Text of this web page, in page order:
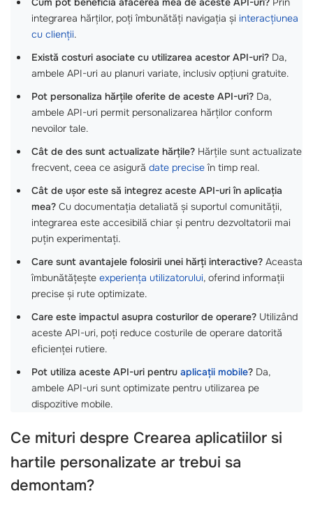
integrarea hărților, poți îmbunătăți navigația și interacțiunea
cu clienții.
Există costuri asociate cu utilizarea acestor API-uri? Da,
ambele API-uri au planuri variate, inclusiv opțiuni gratuite.
Pot personaliza hărțile oferite de aceste API-uri? Da,
ambele API-uri permit personalizarea hărților conform
nevoilor tale.
Cât de des sunt actualizate hărțile? Hărțile sunt actualizate
frecvent, ceea ce asigură date preciseîn timp real.
Cât de ușor este să integrez aceste API-uri în aplicația
mea? Cu documentația detaliată și suportul comunității,
integrarea este accesibilă chiar și pentru dezvoltatorii mai
puțin experimentați.
Care sunt avantajele folosirii unei hărți interactive? Aceasta
îmbunătățește experiența utilizatorului, oferind informații
precise și rute optimizate.
Care este impactul asupra costurilor de operare? Utilizând
aceste API-uri, poți reduce costurile de operare datorită
eficienței rutiere.
Pot utiliza aceste API-uri pentru aplicații mobile? Da,
ambele API-uri sunt optimizate pentru utilizarea pe
dispozitive mobile.
Ce mituri despre Crearea aplicatiilor si
hartile personalizate ar trebui sa
demontam?